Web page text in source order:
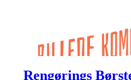
Rengørings